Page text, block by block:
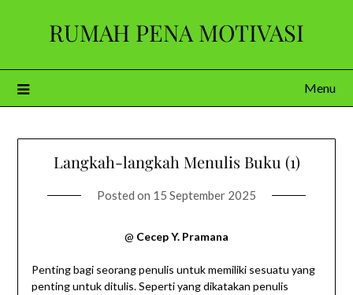
RUMAH PENA MOTIVASI
Menu
Langkah-langkah Menulis Buku (1)
Posted on 15 September 2025
@ Cecep Y. Pramana
Penting bagi seorang penulis untuk memiliki sesuatu yang
penting untuk ditulis. Seperti yang dikatakan penulis